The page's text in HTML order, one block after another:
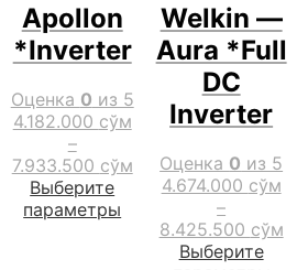
Apollon
*Inverter
Оценка 0 из 5
4.182.000 сўм
–
7.933.500 сўм
Выберите
параметры
товар
Welkin —
Aura *Full
DC
Inverter
Оценка 0 из 5
4.674.000 сўм
–
8.425.500 сўм
Выберите